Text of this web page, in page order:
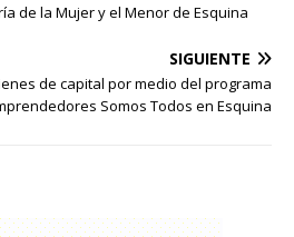
de la Mujer y el Menor de Esquina
SIGUIENTE
de capital por medio del programa
Somos Todos en Esquina